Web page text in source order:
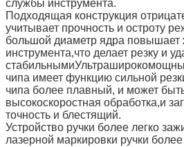
службы инструмента.
Подходящая конструкция
учитывает прочность и остроту
большой диаметр ядра повышает
инструмента,что делает резку и
чипа имеет функцию сильной
чипа более плавный, и может
высокоскоростная обработка,и
точность и блестящий.
Устройство ручки более легко
лазерной маркировки ручки